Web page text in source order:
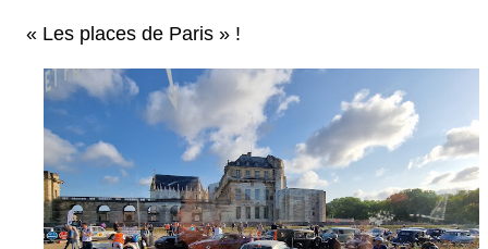
« Les places de Paris » !